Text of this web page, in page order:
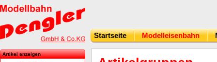
Startseite Modelleisenbahn
Artikel anzeigen